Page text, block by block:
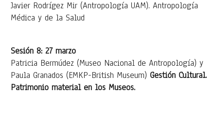
Javier Rodrígez Mir (Antropología UAM). Antropología
Médica y de la Salud
Sesión 8: 27 marzo
Patricia Bermúdez (Museo Nacional de Antropología) y
Paula Granados (EMKP-British Museum)Gestión Cultural.
Patrimonio material en los Museos.